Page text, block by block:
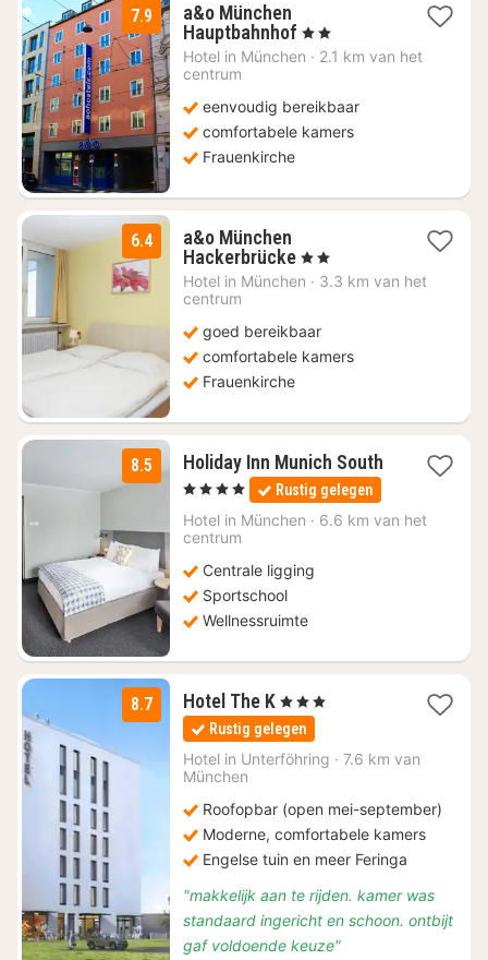
7.9
a&o München
Hauptbahnhof 2
nachten
88,70
, 2 Sterren
Hotel in München · 2.1 km van het
centrum
eenvoudig bereikbaar
comfortabele kamers
Frauenkirche
6.4
a&o München
Hackerbrücke2
nachten
76,43
, 2 Sterren
Hotel in München · 3.3 km van het
centrum
goed bereikbaar
comfortabele kamers
Frauenkirche
8.5 Holiday Inn Munich South1
€
, 4 Sterren Rustig gelegen
Hotel in München · 6.6 km van het
centrum
Centrale ligging
Sportschool
Wellnessruimte
8.7 Hotel The K1
nacht
vanaf
€
, 3 Sterren
Rustig gelegen
Hotel in Unterföhring · 7.6 km van
München
Roofopbar (open mei-september)
Moderne, comfortabele kamers
Engelse tuin en meer Feringa
"makkelijk aan te rijden. kamer was
standaard ingericht en schoon. ontbijt
gaf voldoende keuze"